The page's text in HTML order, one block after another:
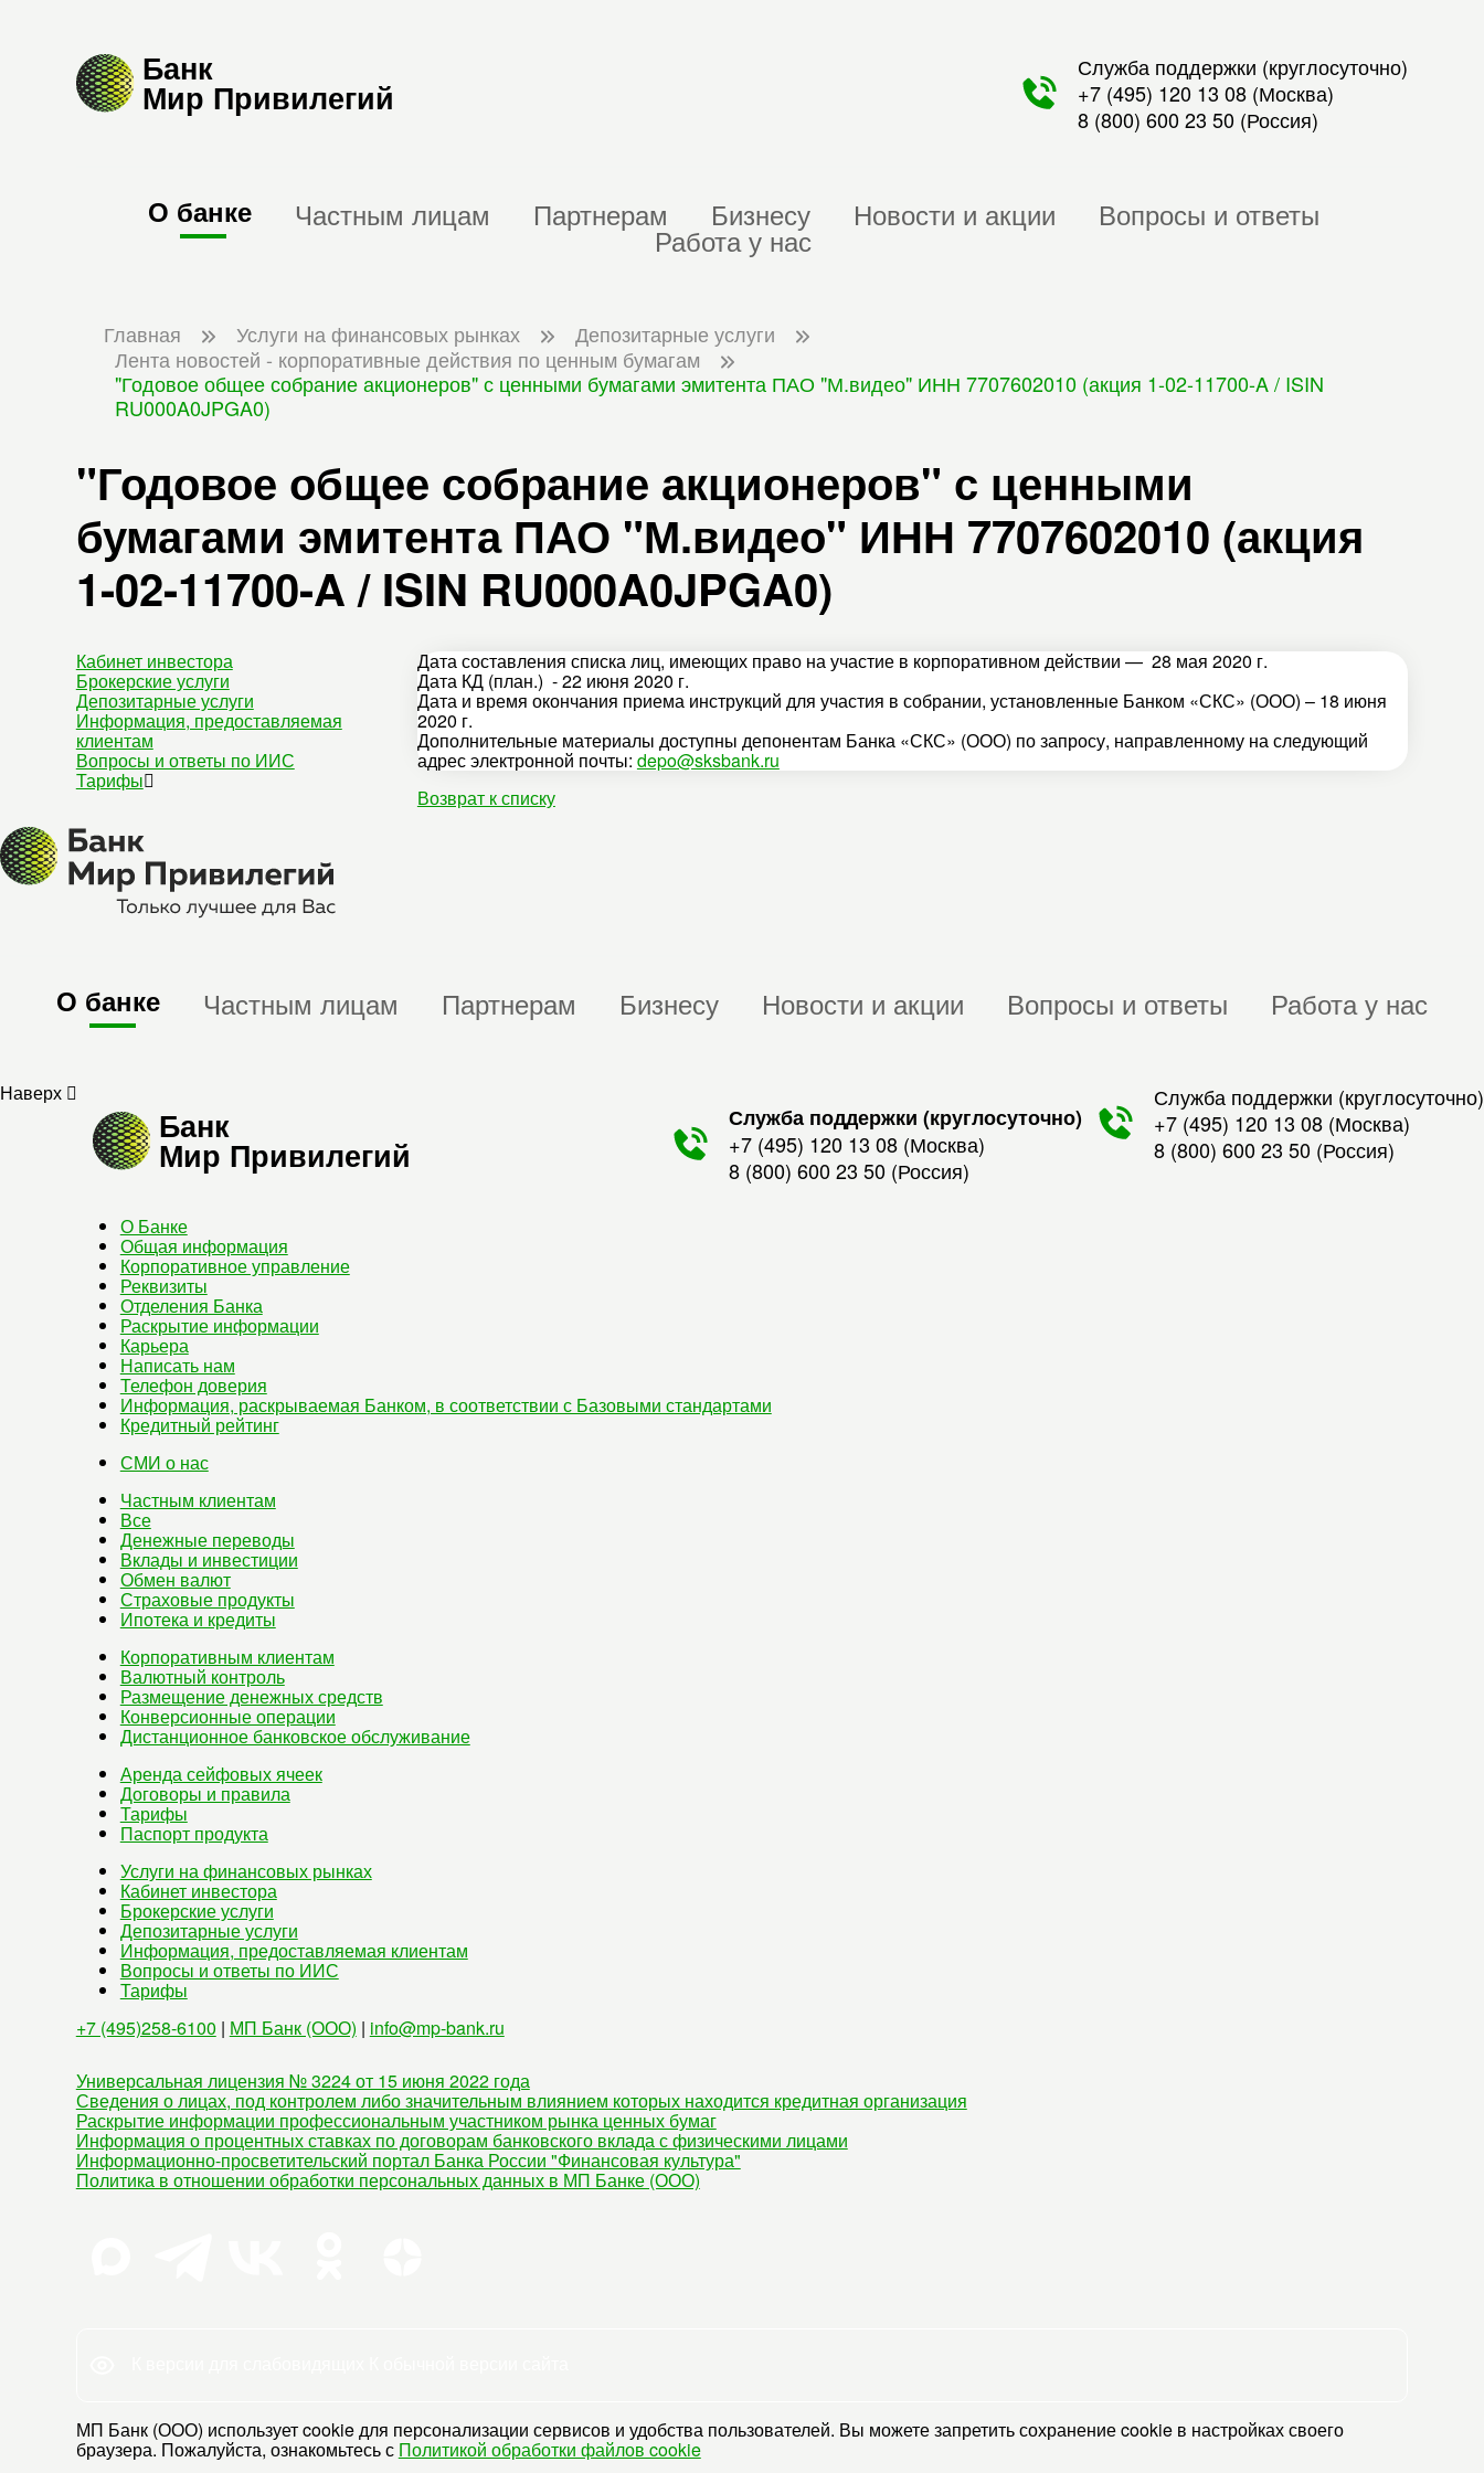
Банк
Мир Привилегий
Служба поддержки (круглосуточно)
+7 (495) 120 13 08 (Москва)
8 (800) 600 23 50 (Россия)
О банке Частным лицам Партнерам Бизнесу Новости и акции Вопросы и ответы
Работа у нас
Главная Услуги на финансовых рынках
Депозитарные услуги
Лента новостей - корпоративные действия по ценным бумагам
"Годовое общее собрание акционеров" с ценными бумагами эмитента ПАО "М.видео" ИНН 7707602010 (акция 1-02-11700-A / ISIN
RU000A0JPGA0)
"Годовое общее собрание акционеров" с ценными
бумагами эмитента ПАО "М.видео" ИНН 7707602010 (акция
1-02-11700-A / ISIN RU000A0JPGA0)
Кабинет инвестора
Брокерские услуги
Депозитарные услуги
Информация, предоставляемая
клиентам
Вопросы и ответы по ИИС
Тарифы
Дата составления списка лиц, имеющих право на участие в корпоративном действии — 28 мая 2020 г.
Дата КД (план.) - 22 июня 2020 г.
Дата и время окончания приема инструкций для участия в собрании, установленные Банком «СКС» (ООО) – 18 июня
2020 г.
Дополнительные материалы доступны депонентам Банка «СКС» (ООО) по запросу, направленному на следующий
адрес электронной почты: depo@sksbank.ru
Возврат к списку
О банке Частным лицам Партнерам Бизнесу Новости и акции Вопросы и ответы Работа у нас
Служба поддержки (круглосуточно)
+7 (495) 120 13 08 (Москва)
8 (800) 600 23 50 (Россия)
Наверх
Банк
Мир Привилегий
Служба поддержки (круглосуточно)
+7 (495) 120 13 08 (Москва)
8 (800) 600 23 50 (Россия)
О Банке
Общая информация
Корпоративное управление
Реквизиты
Отделения Банка
Раскрытие информации
Карьера
Написать нам
Телефон доверия
Информация, раскрываемая Банком, в соответствии с Базовыми стандартами
Кредитный рейтинг
СМИ о нас
Частным клиентам
Все
Денежные переводы
Вклады и инвестиции
Обмен валют
Страховые продукты
Ипотека и кредиты
Корпоративным клиентам
Валютный контроль
Размещение денежных средств
Конверсионные операции
Дистанционное банковское обслуживание
Аренда сейфовых ячеек
Договоры и правила
Тарифы
Паспорт продукта
Услуги на финансовых рынках
Кабинет инвестора
Брокерские услуги
Депозитарные услуги
Информация, предоставляемая клиентам
Вопросы и ответы по ИИС
Тарифы
+7 (495)258-6100 | МП Банк (ООО) | info@mp-bank.ru
Универсальная лицензия № 3224 от 15 июня 2022 года
Сведения о лицах, под контролем либо значительным влиянием которых находится кредитная организация
Раскрытие информации профессиональным участником рынка ценных бумаг
Информация о процентных ставках по договорам банковского вклада с физическими лицами
Информационно-просветительский портал Банка России "Финансовая культура"
Политика в отношении обработки персональных данных в МП Банке (ООО)
МП Банк (ООО) использует cookie для персонализации сервисов и удобства пользователей. Вы можете запретить сохранение cookie в настройках своего
браузера. Пожалуйста, ознакомьтесь с Политикой обработки файлов cookie